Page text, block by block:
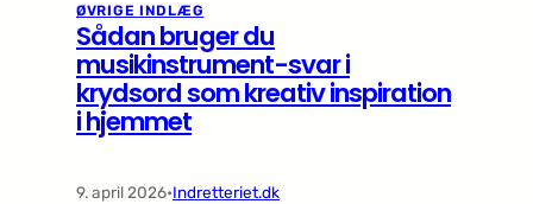
ØVRIGE INDLÆG
Sådan bruger du
musikinstrument-svar i
krydsord som kreativ inspiration
i hjemmet
9. april 2026•Indretteriet.dk